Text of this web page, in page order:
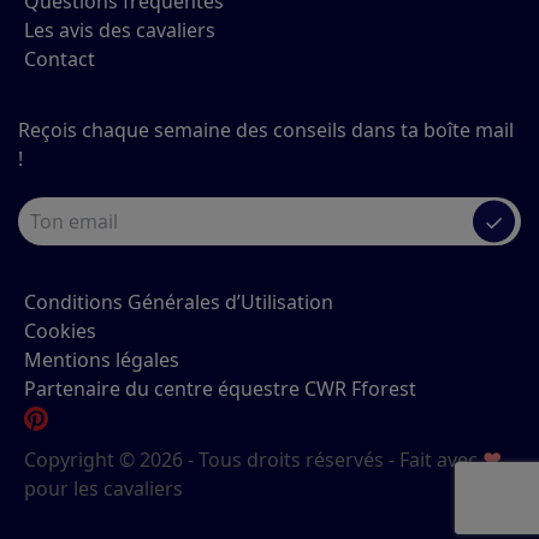
Les avis des cavaliers
Contact
Reçois chaque semaine des conseils dans ta boîte mail
!
✓
Conditions Générales d’Utilisation
Cookies
Mentions légales
Partenaire du centre équestre CWR Fforest
Copyright © 2026 - Tous droits réservés - Fait avec♥
pour les cavaliers